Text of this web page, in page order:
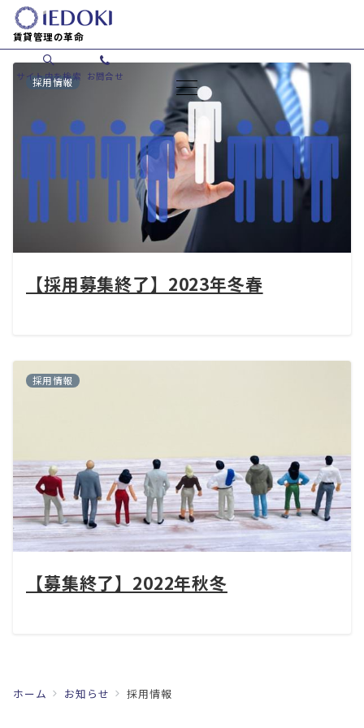
賃貸管理の革命
サイト内を検索 お問合せ
採用情報
【採用募集終了】2023年冬春
採用情報
【募集終了】2022年秋冬
ホーム お知らせ 採用情報